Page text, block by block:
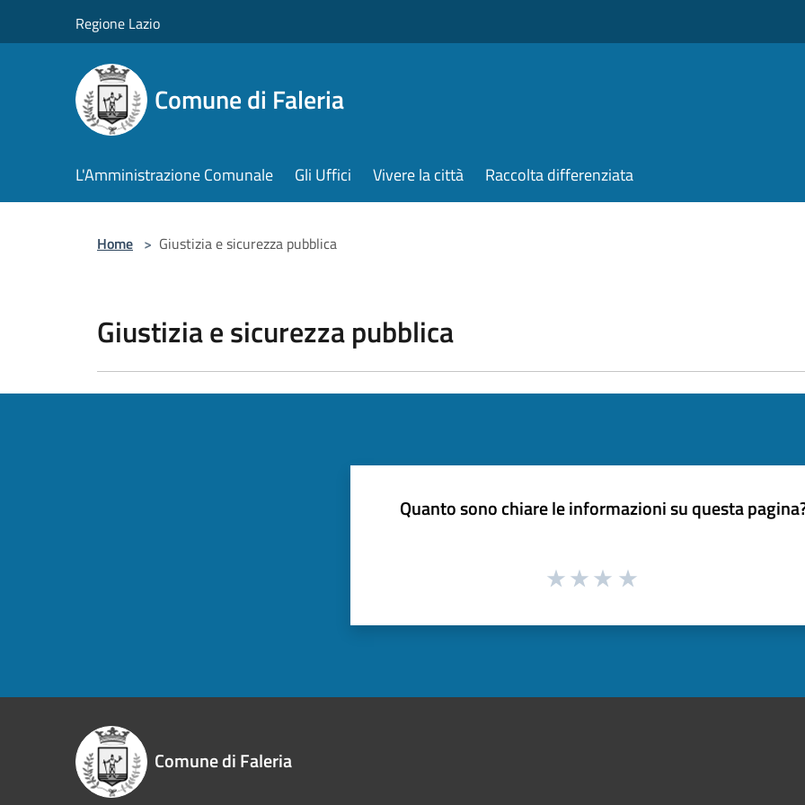
Regione Lazio
Comune di Faleria
L'Amministrazione Comunale Gli Uffici Vivere la città Raccolta differenziata
Home > Giustizia e sicurezza pubblica
Giustizia e sicurezza pubblica
Quanto sono chiare le informazioni su questa
Comune di Faleria